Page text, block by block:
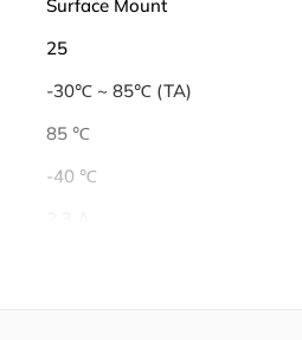
Surface Mount
25
-30℃ ~ 85℃ (TA)
85 ℃
-40 ℃